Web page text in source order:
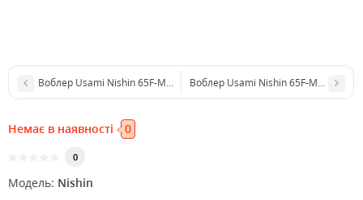
Воблер Usami Nishin 65F-MDR 7.0 g #450 (1.8 m)Воблер Usami Nishin 65F-MDR 7.0 g
Немає в наявності 0
0
Модель: Nishin